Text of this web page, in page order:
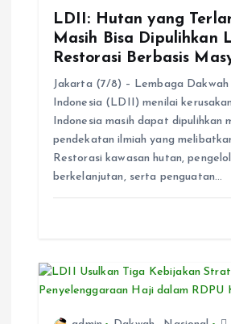
LDII: Hutan yang
Masih Bisa Dipulihkan
Restorasi Berbasis
Jakarta (7/8) – Lembaga Dakwah
Indonesia (LDII) menilai
Indonesia masih dapat dipulihkan
pendekatan ilmiah yang
Restorasi kawasan hutan,
berkelanjutan, serta penguatan…